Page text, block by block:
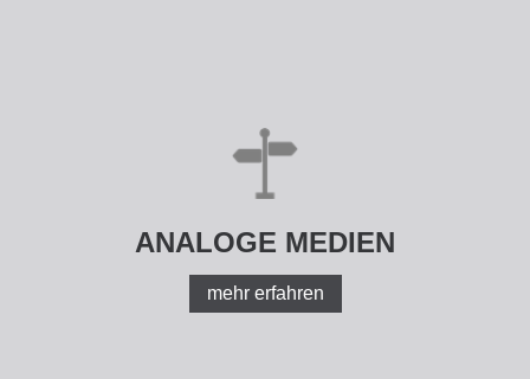
ANALOGE MEDIEN
mehr erfahren